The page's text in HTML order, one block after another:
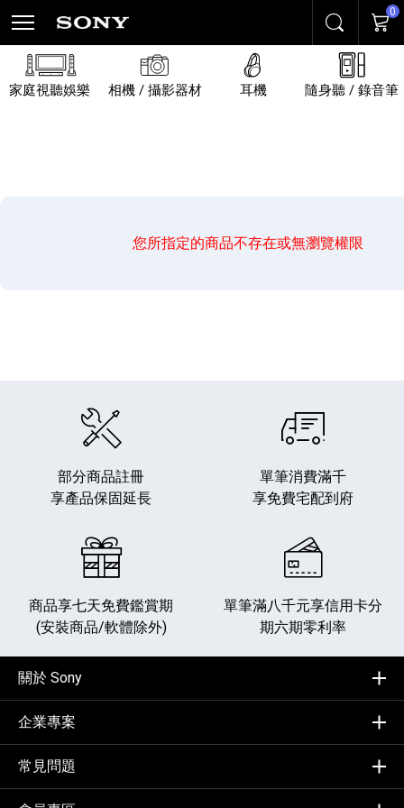
搜尋 購物
0
家庭視聽娛樂 相機 / 攝影器材 耳機 隨身聽 / 錄音筆
您所指定的商品不存在或無瀏覽權限
部分商品註冊
享產品保固延長
單筆消費滿千
享免費宅配到府
商品享七天免費鑑賞期
(安裝商品/軟體除外)
單筆滿八千元享信用卡分
期六期零利率
關於 Sony
企業專案
常見問題